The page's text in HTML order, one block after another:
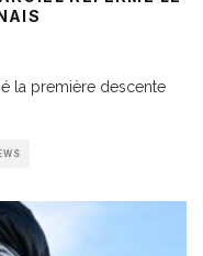
la première descente